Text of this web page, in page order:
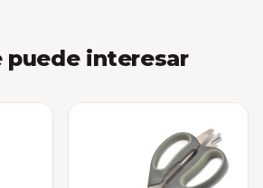
puede interesar